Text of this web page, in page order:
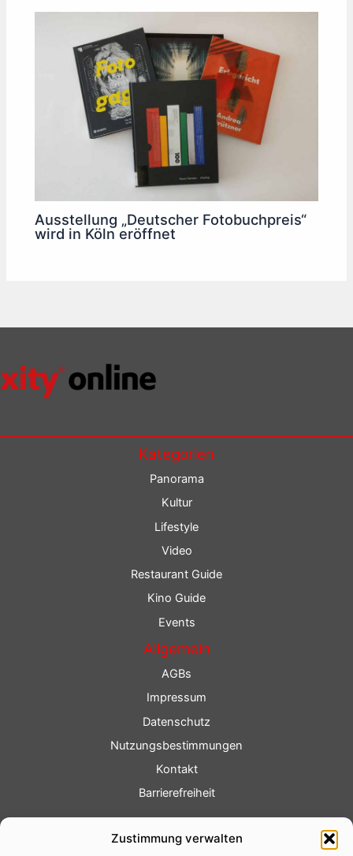
Zustimmung verwalten
Ausstellung „Deutscher Fotobuchpreis“
wird in Köln eröffnet
Kategorien
Panorama
Kultur
Lifestyle
Video
Restaurant Guide
Kino Guide
Events
Allgemein
AGBs
Impressum
Datenschutz
Nutzungsbestimmungen
Kontakt
Barrierefreiheit
Fotoservice